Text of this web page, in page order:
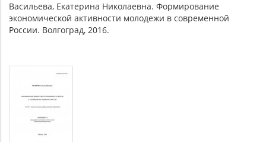
Васильева, Екатерина Николаевна. Формирование
экономической активности молодежи в современной
России. Волгоград, 2016.